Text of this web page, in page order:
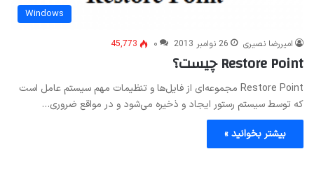
Windows
امیررضا نصیری 26 نوامبر 2013 ۰ 45,773
Restore Point چیست؟
Restore Point مجموعه‌ای از فایل‌ها و تنظیمات مهم سیستم عامل است
که توسط سیستم رستور ایجاد و ذخیره می‌شود و در مواقع ضروری…
بیشتر بخوانید »